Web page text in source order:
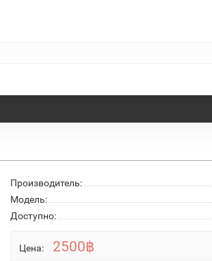
Производитель:
Модель:
Доступно:
Цена: 2500฿